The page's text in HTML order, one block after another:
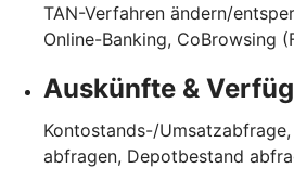
TAN-Verfahren ändern/
Online-Banking, CoBrowsing
Auskünfte &
Kontostands-/
abfragen, Depotbestand